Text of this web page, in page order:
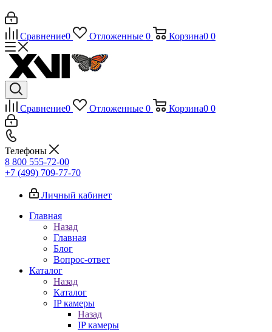
Сравнение0 Отложенные 0 Корзина0 0
Сравнение0 Отложенные 0 Корзина0 0
Телефоны
8 800 555-72-00
+7 (499) 709-77-70
Личный кабинет
Главная
Назад
Главная
Блог
Вопрос-ответ
Каталог
Назад
Каталог
IP камеры
Назад
IP камеры